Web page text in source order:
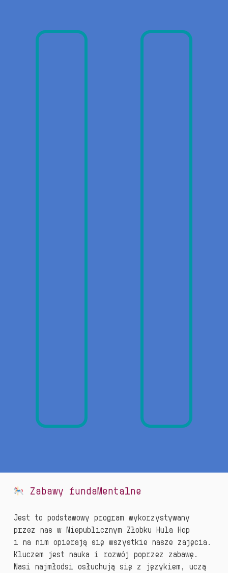
Zabawy fundaMentalne
Jest to podstawowy program wykorzystywany
przez nas w Niepublicznym Żłobku Hula Hop
i na nim opierają się wszystkie nasze zajęcia.
Kluczem jest nauka i rozwój poprzez zabawę.
Nasi najmłodsi osłuchują się z językiem, uczą